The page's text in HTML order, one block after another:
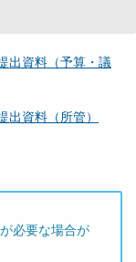
資料（予算・議
資料（所管）
必要な場合が